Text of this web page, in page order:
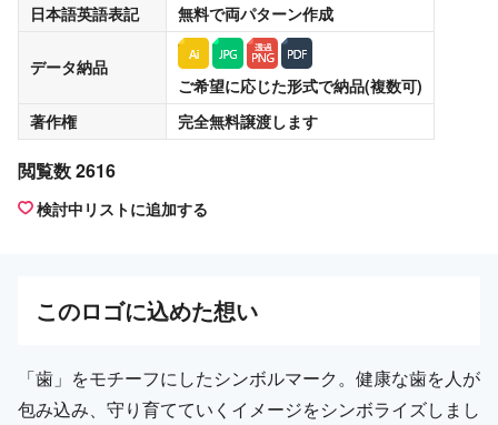
日本語英語表記
無料で両パターン作成
データ納品
ご希望に応じた形式で納品(複数可)
著作権
完全無料譲渡します
閲覧数 2616
検討中リストに追加する
このロゴに込めた想い
「歯」をモチーフにしたシンボルマーク。健康な歯を人が
包み込み、守り育てていくイメージをシンボライズしまし